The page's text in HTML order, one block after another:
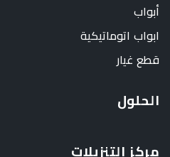
أبواب
ابواب اتوماتيكية
قطع غيار
الحلول
مركز التنزيلات